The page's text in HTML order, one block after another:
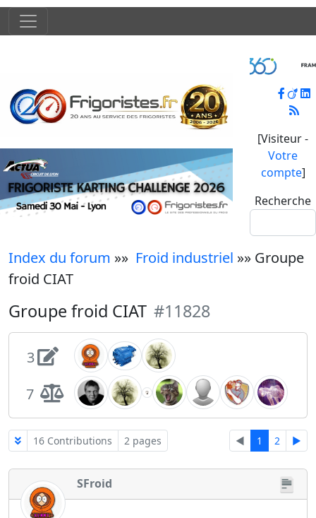
[Visiteur -
Votre
compte]
Recherche
Index du forum »» Froid industriel »» Groupe
froid CIAT
Groupe froid CIAT #11828
3
7
16 Contributions 2 pages ◄ 1 2 ►
SFroid